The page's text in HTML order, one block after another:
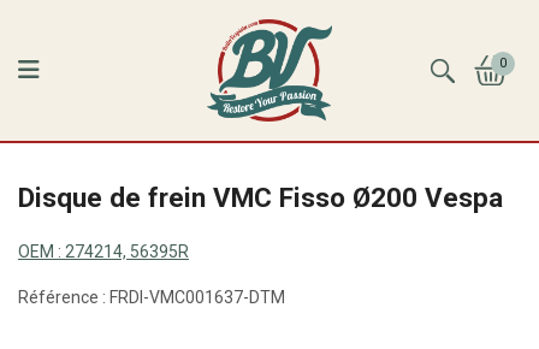
0
Disque de frein VMC Fisso Ø200 Vespa
OEM : 274214, 56395R
Référence : FRDI-VMC001637-DTM